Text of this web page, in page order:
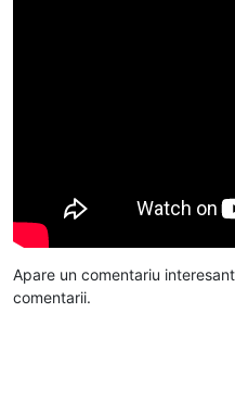
Apare un comentariu
comentarii.